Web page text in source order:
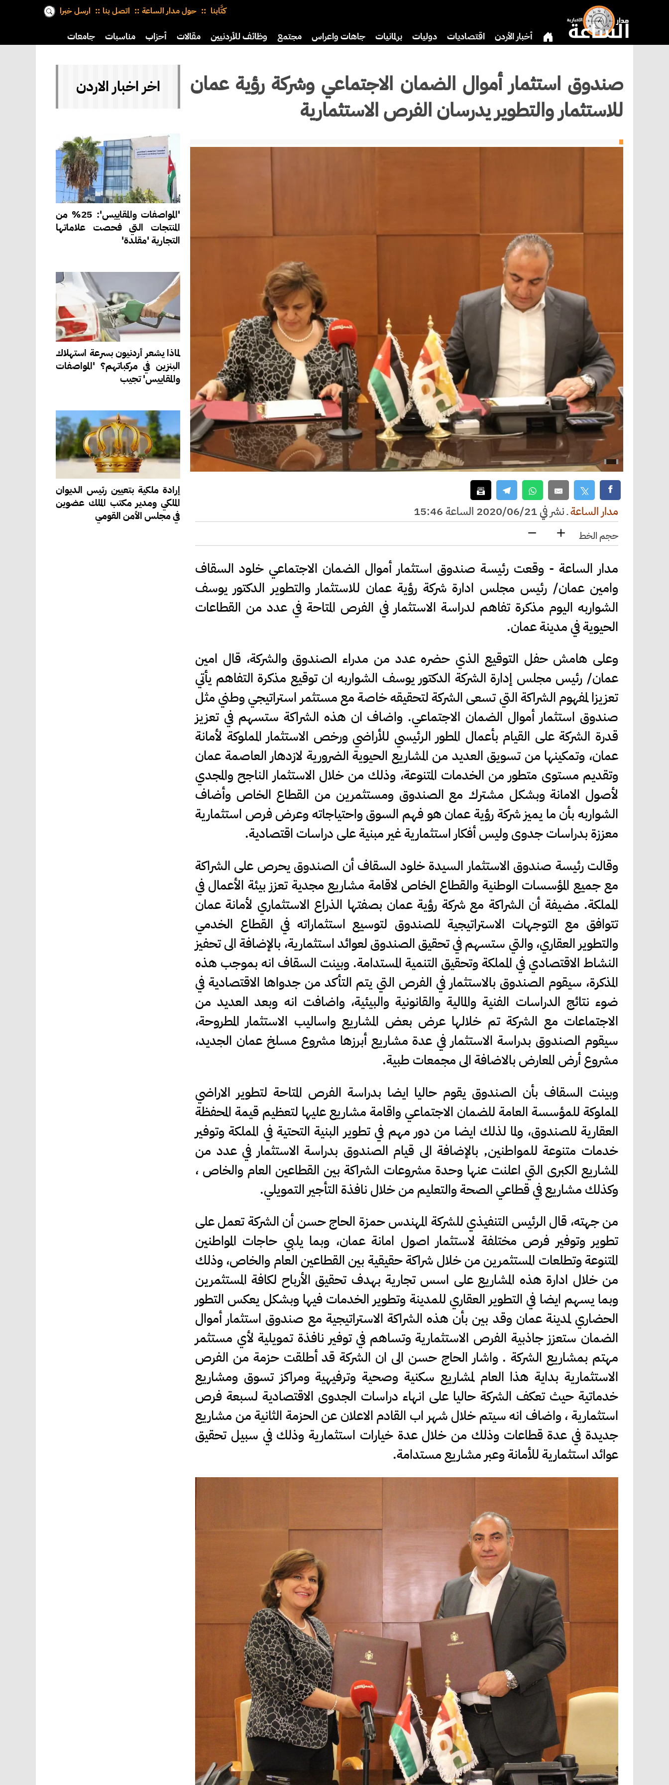
كتَّابنا حول مدار الساعة اتصل بنا ارسل خبرا
أخبار الأردن اقتصاديات دوليات برلمانيات جاهات واعراس مجتمع وظائف للأردنيين مقالات أحزاب مناسبات جامعات
صندوق استثمار أموال الضمان الاجتماعي وشركة رؤية عمان
للاستثمار والتطوير يدرسان الفرص الاستثمارية
مدار الساعةـنشر في 2020/06/21 الساعة 15:46
حجم الخط
مدار الساعة - وقعت رئيسة صندوق استثمار أموال الضمان الاجتماعي خلود السقاف
وامين عمان/ رئيس مجلس ادارة شركة رؤية عمان للاستثمار والتطوير الدكتور يوسف
الشواربه اليوم مذكرة تفاهم لدراسة الاستثمار في الفرص المتاحة في عدد من القطاعات
الحيوية في مدينة عمان.
وعلى هامش حفل التوقيع الذي حضره عدد من مدراء الصندوق والشركة، قال امين
عمان/ رئيس مجلس إدارة الشركة الدكتور يوسف الشواربه ان توقيع مذكرة التفاهم يأتي
تعزيزا لمفهوم الشراكة التي تسعى الشركة لتحقيقه خاصة مع مستثمر استراتيجي وطني مثل
صندوق استثمار أموال الضمان الاجتماعي. واضاف ان هذه الشراكة ستسهم في تعزيز
قدرة الشركة على القيام بأعمال المطور الرئيسي للأراضي ورخص الاستثمار المملوكة لأمانة
عمان، وتمكينها من تسويق العديد من المشاريع الحيوية الضرورية لازدهار العاصمة عمان
وتقديم مستوى متطور من الخدمات المتنوعة، وذلك من خلال الاستثمار الناجح والمجدي
لأصول الامانة وبشكل مشترك مع الصندوق ومستثمرين من القطاع الخاص وأضاف
الشواربه بأن ما يميز شركة رؤية عمان هو فهم السوق واحتياجاته وعرض فرص استثمارية
معززة بدراسات جدوى وليس أفكار استثمارية غير مبنية على دراسات اقتصادية.
وقالت رئيسة صندوق الاستثمار السيدة خلود السقاف أن الصندوق يحرص على الشراكة
مع جميع المؤسسات الوطنية والقطاع الخاص لاقامة مشاريع مجدية تعزز بيئة الأعمال في
المملكة. مضيفة أن الشراكة مع شركة رؤية عمان بصفتها الذراع الاستثماري لأمانة عمان
تتوافق مع التوجهات الاستراتيجية للصندوق لتوسيع استثماراته في القطاع الخدمي
والتطوير العقاري، والتي ستسهم في تحقيق الصندوق لعوائد استثمارية، بالإضافة الى تحفيز
النشاط الاقتصادي في المملكة وتحقيق التنمية المستدامة. وبينت السقاف انه بموجب هذه
المذكرة، سيقوم الصندوق بالاستثمار في الفرص التي يتم التأكد من جدواها الاقتصادية في
ضوء نتائج الدراسات الفنية والمالية والقانونية والبيئية، واضافت انه وبعد العديد من
الاجتماعات مع الشركة تم خلالها عرض بعض المشاريع واساليب الاستثمار المطروحة،
سيقوم الصندوق بدراسة الاستثمار في عدة مشاريع أبرزها مشروع مسلخ عمان الجديد،
مشروع أرض المعارض بالاضافة الى مجمعات طبية.
وبينت السقاف بأن الصندوق يقوم حاليا ايضا بدراسة الفرص المتاحة لتطوير الاراضي
المملوكة للمؤسسة العامة للضمان الاجتماعي واقامة مشاريع عليها لتعظيم قيمة المحفظة
العقارية للصندوق، ولما لذلك ايضا من دور مهم في تطوير البنية التحتية في المملكة وتوفير
خدمات متنوعة للمواطنين, بالإضافة الى قيام الصندوق بدراسة الاستثمار في عدد من
المشاريع الكبرى التي اعلنت عنها وحدة مشروعات الشراكة بين القطاعين العام والخاص ،
وكذلك مشاريع في قطاعي الصحة والتعليم من خلال نافذة التأجير التمويلي.
من جهته، قال الرئيس التنفيذي للشركة المهندس حمزة الحاج حسن أن الشركة تعمل على
تطوير وتوفير فرص مختلفة لاستثمار اصول امانة عمان، وبما يلبي حاجات المواطنين
المتنوعة وتطلعات المستثمرين من خلال شراكة حقيقية بين القطاعين العام والخاص، وذلك
من خلال ادارة هذه المشاريع على اسس تجارية بهدف تحقيق الأرباح لكافة المستثمرين
وبما يسهم ايضا في التطوير العقاري للمدينة وتطوير الخدمات فيها وبشكل يعكس التطور
الحضاري لمدينة عمان وقد بين بأن هذه الشراكة الاستراتيجية مع صندوق استثمار أموال
الضمان ستعزز جاذبية الفرص الاستثمارية وتساهم في توفير نافذة تمويلية لأي مستثمر
مهتم بمشاريع الشركة . واشار الحاج حسن الى ان الشركة قد أطلقت حزمة من الفرص
الاستثمارية بداية هذا العام لمشاريع سكنية وصحية وترفيهية ومراكز تسوق ومشاريع
خدماتية حيث تعكف الشركة حاليا على انهاء دراسات الجدوى الاقتصادية لسبعة فرص
استثمارية ، واضاف انه سيتم خلال شهر اب القادم الاعلان عن الحزمة الثانية من مشاريع
جديدة في عدة قطاعات وذلك من خلال عدة خيارات استثمارية وذلك في سبيل تحقيق
عوائد استثمارية للأمانة وعبر مشاريع مستدامة.
اخر اخبار الاردن
'المواصفات والمقاييس': 25% من
المنتجات التي فحصت علاماتها
التجارية 'مقلدة'
لماذا يشعر أردنيون بسرعة استهلاك
البنزين في مركباتهم؟ 'المواصفات
والمقاييس' تجيب
إرادة ملكية بتعيين رئيس الديوان
الملكي ومدير مكتب الملك عضوين
في مجلس الأمن القومي